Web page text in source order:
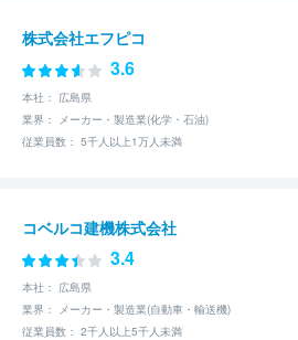
株式会社エフピコ
3.6
本社： 広島県
業界： メーカー・製造業(化学・石油)
従業員数： 5千人以上1万人未満
コベルコ建機株式会社
3.4
本社： 広島県
業界： メーカー・製造業(自動車・輸送機)
従業員数： 2千人以上5千人未満